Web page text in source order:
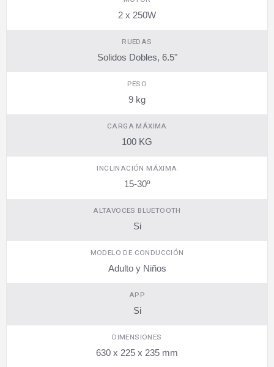
2 x 250W
RUEDAS
Solidos Dobles, 6.5"
PESO
9 kg
CARGA MÁXIMA
100 KG
INCLINACIÓN MÁXIMA
15-30º
ALTAVOCES BLUETOOTH
Si
MODELO DE CONDUCCIÓN
Adulto y Niños
APP
Si
DIMENSIONES
630 x 225 x 235 mm